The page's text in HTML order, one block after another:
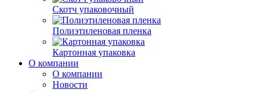
Скотч упаковочный
Полиэтиленовая пленка
Картонная упаковка
О компании
О компании
Новости